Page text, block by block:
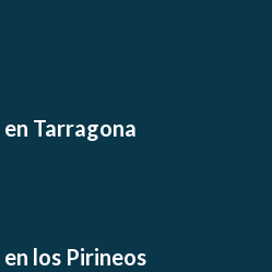
en Tarragona
en los Pirineos